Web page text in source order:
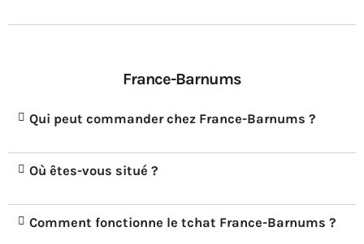
France-Barnums
Qui peut commander chez France-Barnums ?
Où êtes-vous situé ?
Comment fonctionne le tchat France-Barnums ?